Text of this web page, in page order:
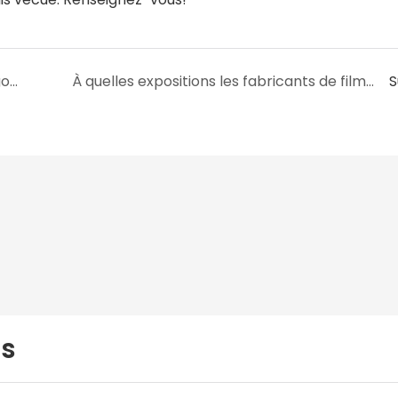
Quelle entreprise de films PVC pour jouets gonflables fait de l'ODM ? À quelles expositions les fabricants de films PVC pour jouets gonflables participent-ils ?